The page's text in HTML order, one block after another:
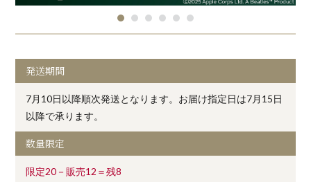
発送期間
7月10日以降順次発送となります。お届け指定日は7月15日
以降で承ります。
数量限定
限定20－販売12＝残8